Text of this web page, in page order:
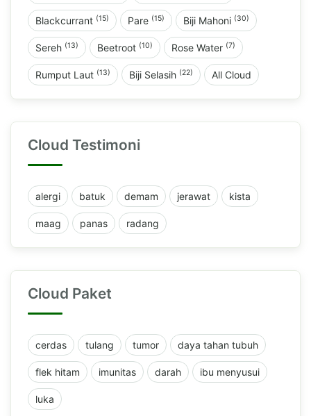
Blackcurrant (15) Pare (15) Biji Mahoni (30)
Sereh (13) Beetroot (10) Rose Water (7)
Rumput Laut (13) Biji Selasih (22) All Cloud
Cloud Testimoni
alergi batuk demam jerawat kista
maag panas radang
Cloud Paket
cerdas tulang tumor daya tahan tubuh
flek hitam imunitas darah ibu menyusui
luka